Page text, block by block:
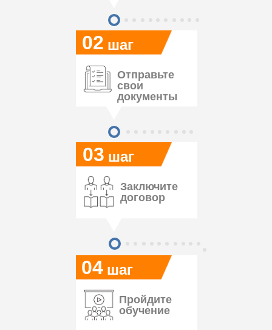
04
03
02 шаг
шаг
шаг
Отправьте
свои
документы
Заключите
договор
Пройдите
обучение